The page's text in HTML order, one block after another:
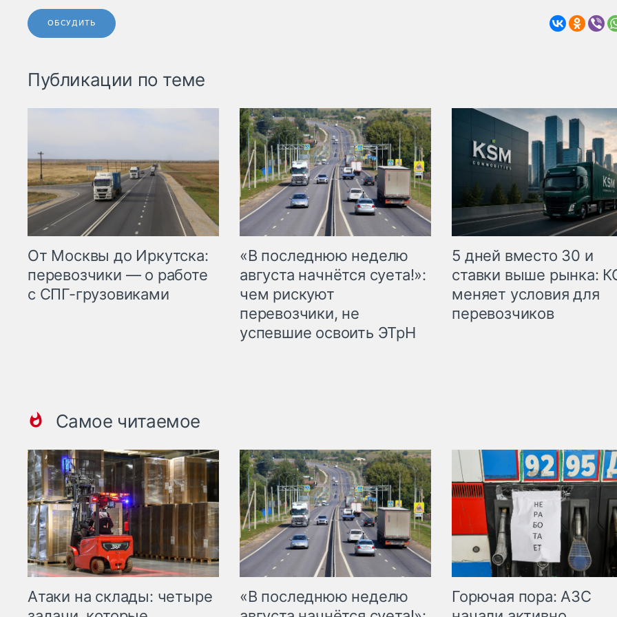
ОБСУДИТЬ
Публикации по теме
От Москвы до Иркутска:
перевозчики — о работе
с СПГ-грузовиками
«В последнюю неделю
августа начнётся суета!»:
чем рискуют
перевозчики, не
успевшие освоить ЭТрН
5 дней вместо 30 и
ставки выше рынка:
меняет условия для
перевозчиков
Самое читаемое
Атаки на склады: четыре
«В последнюю неделю
Горючая пора: АЗС